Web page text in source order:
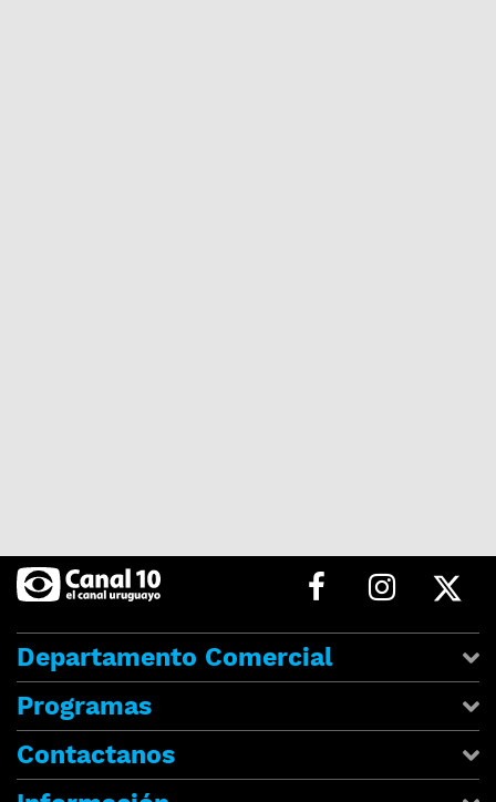
Departamento Comercial
Programas
Contactanos